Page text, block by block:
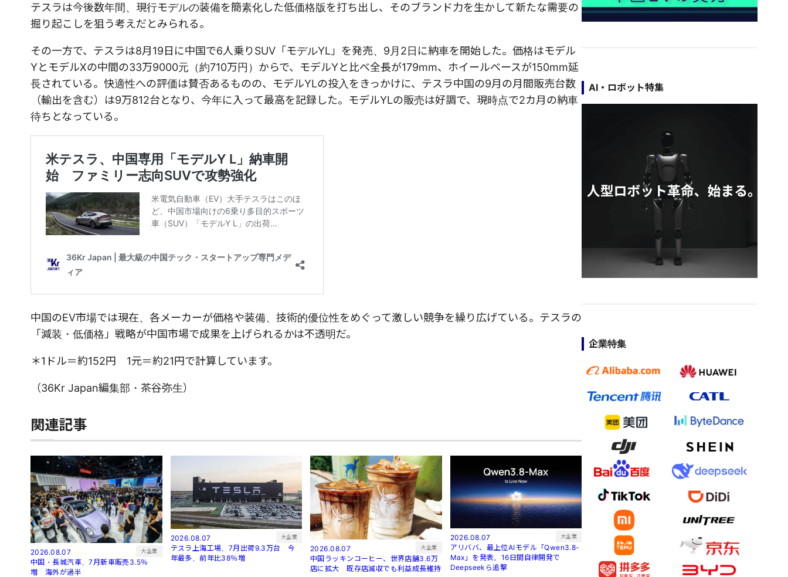
テスラは今後数年間、現行モデルの装備を簡素化した低価格版を打ち出し、そのブランド力を生かして新たな需要の
掘り起こしを狙う考えだとみられる。
その一方で、テスラは8月19日に中国で6人乗りSUV「モデルYL」を発売、9月2日に納車を開始した。価格はモデル
YとモデルXの中間の33万9000元（約710万円）からで、モデルYと比べ全長が179mm、ホイールベースが150mm延
長されている。快適性への評価は賛否あるものの、モデルYLの投入をきっかけに、テスラ中国の9月の月間販売台数
（輸出を含む）は9万812台となり、今年に入って最高を記録した。モデルYLの販売は好調で、現時点で2カ月の納車
待ちとなっている。
中国のEV市場では現在、各メーカーが価格や装備、技術的優位性をめぐって激しい競争を繰り広げている。テスラの
「減装・低価格」戦略が中国市場で成果を上げられるかは不透明だ。
＊1ドル＝約152円 1元＝約21円で計算しています。
（36Kr Japan編集部・茶谷弥生）
関連記事
2026.08.07 大企業
中国・長城汽車、7月新車販売3.5％
増 海外が過半
2026.08.07 大企業
テスラ上海工場、7月出荷9.3万台 今
年最多、前年比38％増
2026.08.07 大企業
中国ラッキンコーヒー、世界店舗3.6万
店に拡大 既存店減収でも利益成長維持
2026.08.07 大企業
アリババ、最上位AIモデル「Qwen3.8-
Max」を発表。16日間自律開発で
Deepseekら追撃
AI・ロボット特集
企業特集